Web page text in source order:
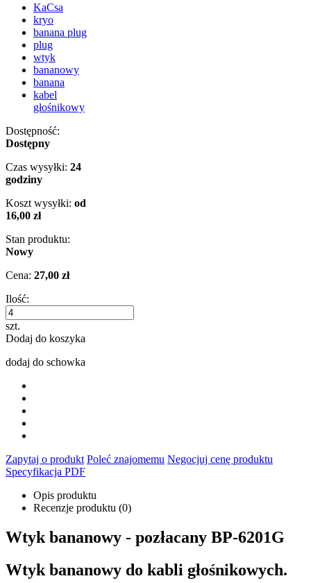
KaCsa
kryo
banana plug
plug
wtyk
bananowy
banana
kabel
głośnikowy
Dostępność:
Dostępny
Czas wysyłki: 24
godziny
Koszt wysyłki: od
16,00 zł
Stan produktu:
Nowy
Cena: 27,00 zł
Ilość:
szt.
Dodaj do koszyka
dodaj do schowka
Zapytaj o produkt Poleć znajomemu Negocjuj cenę produktu
Specyfikacja PDF
Opis produktu
Recenzje produktu (0)
Wtyk bananowy - pozłacany BP-6201G
Wtyk bananowy do kabli głośnikowych.